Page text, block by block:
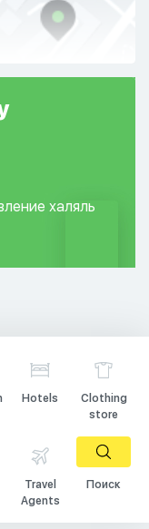
халяль
Hotels
Clothing
store
Travel
Agents
Поиск